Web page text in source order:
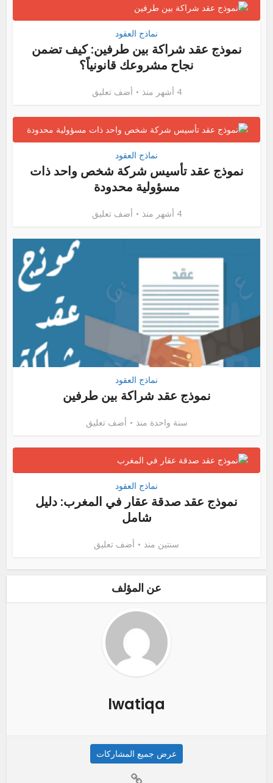
نماذج العقود
نموذج عقد شراكة بين طرفين: كيف تضمن
نجاح مشروعك قانونياً؟
4 أشهر منذ أضف تعليق
نماذج العقود
نموذج عقد تأسيس شركة شخص واحد ذات
مسؤولية محدودة
4 أشهر منذ أضف تعليق
نماذج العقود
نموذج عقد شراكة بين طرفين
سنة واحدة منذ أضف تعليق
نماذج العقود
نموذج عقد صدقة عقار في المغرب: دليل
شامل
سنتين منذ أضف تعليق
عن المؤلف
lwatiqa
عرض جميع المشاركات